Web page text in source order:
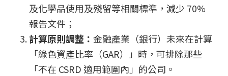
及化學品使用及殘留等相關標準，減少 70%
報告文件；
計算原則調整： 金融產業（銀行）未來在計算
「綠色資產比率（GAR）」時，可排除那些
「不在 CSRD 適用範圍內」的公司。